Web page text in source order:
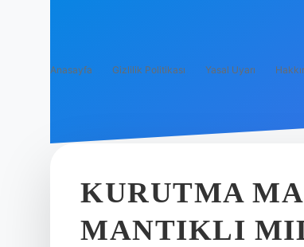
Anasayfa Gizlilik Politikası Yasal Uyarı
KURUTMA
MANTIKLI